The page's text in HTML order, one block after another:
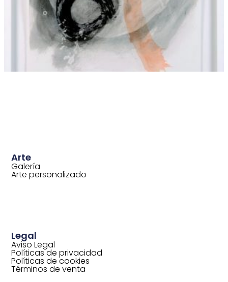
Arte
Galería
Arte personalizado
Legal
Aviso Legal
Políticas de privacidad
Políticas de cookies
Términos de venta